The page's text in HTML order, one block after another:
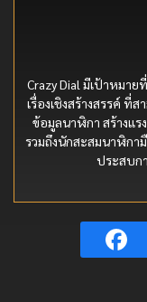
Crazy Dial มีเป้าหมาย
เรื่องเชิงสร้างสรรค์ ที่
ข้อมูลนาฬิกา สร้างแ
รวมถึงนักสะสมนาฬิกา
ประสบก